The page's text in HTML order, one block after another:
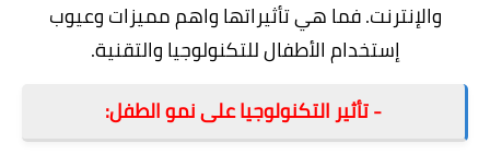
والإنترنت. فما هي تأثيراتها واهممميزات وعيوب
إستخدام الأطفال للتكنولوجيا والتقنية.
- تأثير التكنولوجيا على نمو الطفل: